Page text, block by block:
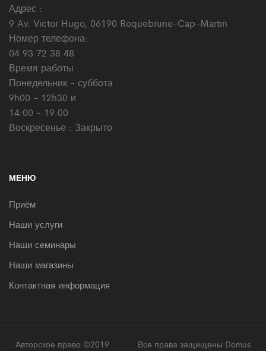
Адрес :
9 Av. Victor Hugo, 06190 Roquebrune-Cap-Martin
Номер телефона:
04 93 72 38 48
Время работы :
Понедельник - суббота :
9h00 - 12h30 и
14:00 - 19:00
Воскресенье : Закрыто
МЕНЮ
Приём
Наши услуги
Наши семинары
Наши магазины
Контактная информация
Авторское право ©2019
Все права защищены Domus